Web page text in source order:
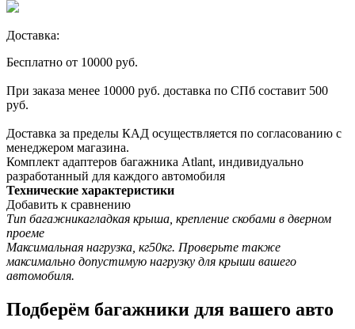
Доставка:
Бесплатно от 10000 руб.
При заказа менее 10000 руб. доставка по СПб составит 500
руб.
Доставка за пределы КАД осуществляется по согласованию с
менеджером магазина.
Комплект адаптеров багажника Atlant, индивидуально
разработанный для каждого автомобиля
Технические характеристики
Добавить к сравнению
Тип багажникагладкая крыша, крепление скобами в дверном
проеме
Максимальная нагрузка, кг50кг. Проверьте также
максимально допустимую нагрузку для крыши вашего
автомобиля.
Подберём багажники для вашего авто